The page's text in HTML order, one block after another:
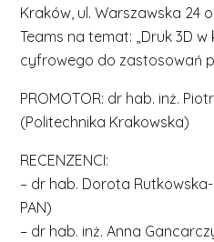
Kraków, ul. Warszawska 24
Teams na temat: „Druk 3D
cyfrowego do zastosowań
PROMOTOR: dr hab. inż.
(Politechnika Krakowska)
RECENZENCI:
– dr hab. Dorota Rutkowska-
PAN)
– dr hab. inż. Anna